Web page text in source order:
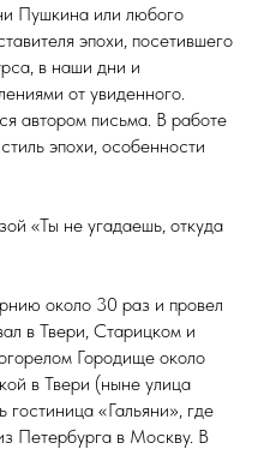
Пушкина или любого
эпохи, посетившего
в наши дни и
от увиденного.
автором письма. В работе
эпохи, особенности
«Ты не угадаешь, откуда
около 30 раз и провел
в Твери, Старицком и
Городище около
в Твери (ныне улица
«Гальяни», где
Петербурга в Москву. В